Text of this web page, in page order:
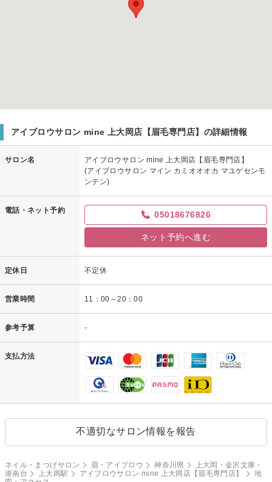
アイブロウサロン mine 上大岡店【眉毛専門店】の詳細情報
サロン名
アイブロウサロン mine 上大岡店【眉毛専門店】
(アイブロウサロン マイン カミオオオカ マユゲセンモ
ンテン)
電話・ネット予約 05018676826
ネット予約へ進む
定休日 不定休
営業時間 11：00～20：00
参考予算 -
支払方法
不適切なサロン情報を報告
ネイル・まつげサロン 眉・アイブロウ 神奈川県
上大岡・金沢文庫・
港南台
上大岡駅 アイブロウサロン mine 上大岡店【眉毛専門店】
地